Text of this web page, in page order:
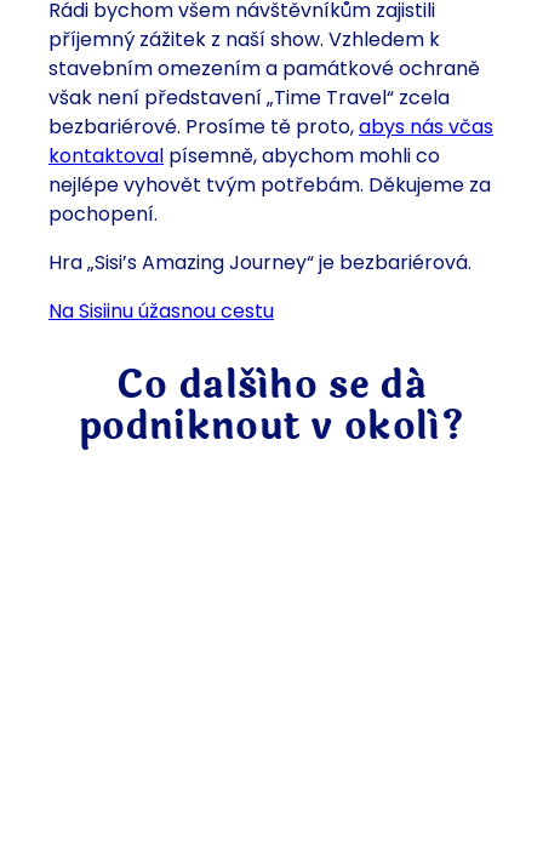
Rádi bychom všem návštěvníkům zajistili
příjemný zážitek z naší show. Vzhledem k
stavebním omezením a památkové ochraně
však není představení „Time Travel“ zcela
bezbariérové. Prosíme tě proto,abys nás včas
kontaktoval písemně, abychom mohli co
nejlépe vyhovět tvým potřebám. Děkujeme za
pochopení.
Hra „Sisi’s Amazing Journey“ je bezbariérová.
na Sisiinu úžasnou cestu
Co dalšího se dá
podniknout v okolí?